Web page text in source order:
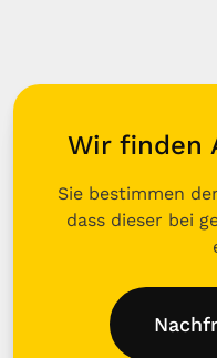
Wir finden
Sie bestimmen
dass dieser bei